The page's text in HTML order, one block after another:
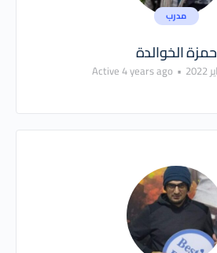
مدرب
حمزة الخوالدة
•
Active 4 years ago